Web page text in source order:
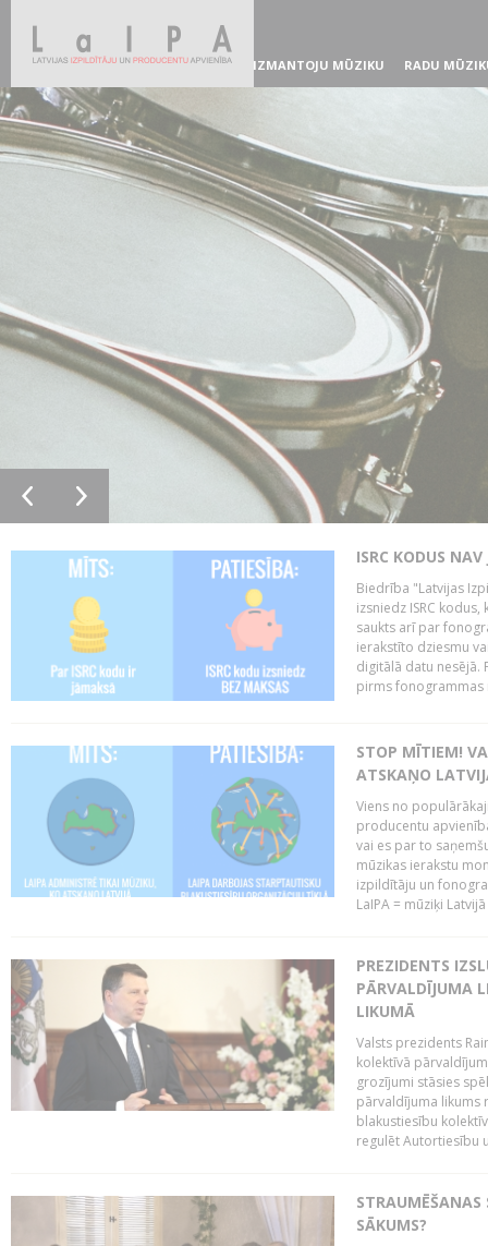
IZMANTOJU MŪZIKU RADU
ISRC KODUS
Biedrība "Latvijas
izsniedz ISRC
saukts arī par
ierakstīto dziesmu
digitālā datu nesējā.
pirms fonogrammas
STOP MĪTIEM!
ATSKAŅO
Viens no
producentu
vai es par to
mūzikas ierakstu
izpildītāju un
LaIPA = mūziķi
PREZIDENTS
PĀRVALDĪJUMA
LIKUMĀ
Valsts prezidents
kolektīvā
grozījumi stāsies
pārvaldījuma likums
blakustiesību
regulēt Autortiesību
STRAUMĒŠANAS
SĀKUMS?